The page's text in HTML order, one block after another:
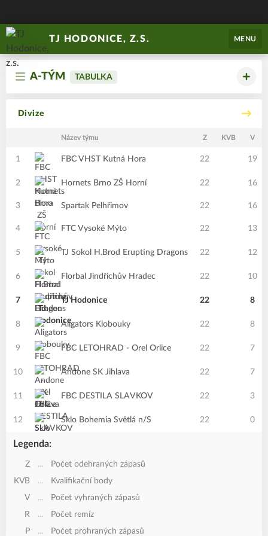
TJ HODONICE, Z.S. MENU
A-TÝM TABULKA
Divize
Název týmu Z KVB V
1 FBC VHST Kutná Hora 22 19
2 Hornets Brno ZŠ Horní 22 16
3 Spartak Pelhřimov 22 16
4 FTC Vysoké Mýto 22 13
5 TJ Sokol H.Brod Erupting Dragons 22 12
6 Florbal Jindřichův Hradec 22 10
7 TJ Hodonice 22 8
8 Aligators Klobouky 22 8
9 FBC LETOHRAD - Orel Orlice 22 7
10 Andone SK Jihlava 22 7
11 FBC DESTILA SLAVKOV 22 3
12 Sklo Bohemia Světlá n/S 22 0
Legenda:
Z ...
Počet odehraných zápasů
KVB
...
Kvalifikační body
V
...
Počet vyhraných zápasů
R
...
Počet remíz
P
... Počet prohraných zápasů